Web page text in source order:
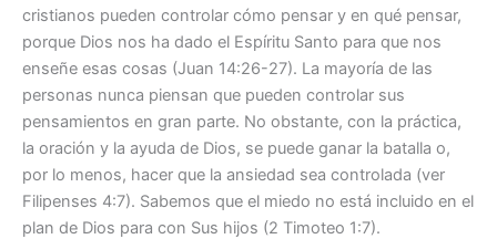
cristianos pueden controlar cómo pensar y en qué pensar,
porque Dios nos ha dado el Espíritu Santo para que nos
enseñe esas cosas (Juan 14:26-27). La mayoría de las
personas nunca piensan que pueden controlar sus
pensamientos en gran parte. No obstante, con la práctica,
la oración y la ayuda de Dios, se puede ganar la batalla o,
por lo menos, hacer que la ansiedad sea controlada (ver
Filipenses 4:7). Sabemos que el miedo no está incluido en el
plan de Dios para con Sus hijos (2 Timoteo 1:7).